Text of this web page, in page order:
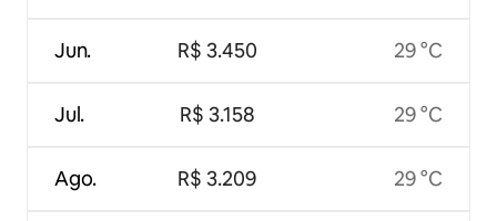
Jun.
Jul.
Ago.
R$ 3.450
R$ 3.158
R$ 3.209
29 °C
29 °C
29 °C